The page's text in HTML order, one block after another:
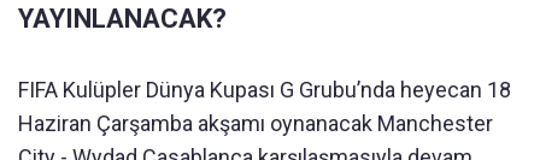
YAYINLANACAK?
FIFA Kulüpler Dünya Kupası G Grubu’nda heyecan 18
Haziran Çarşamba akşamı oynanacak Manchester